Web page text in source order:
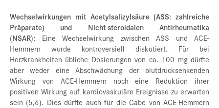
Wechselwirkungen mit Acetylsalizylsäure (ASS: zahlreiche
Präparate) und Nicht-steroidalen Antirheumatika
(NSAR): Eine Wechselwirkung zwischen ASS und ACE-
Hemmern wurde kontroversiell diskutiert. Für bei
Herzkrankheiten übliche Dosierungen von ca. 100 mg dürfte
aber weder eine Abschwächung der blutdrucksenkenden
Wirkung von ACE-Hemmern noch eine Reduktion ihrer
positiven Wirkung auf kardiovaskuläre Ereignisse zu erwarten
sein (5,6). Dies dürfte auch für die Gabe von ACE-Hemmern